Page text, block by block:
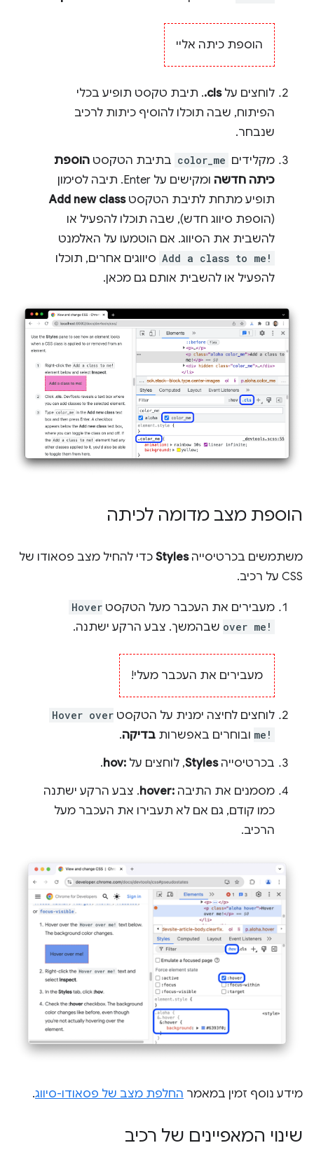
הוספת כיתה אליי
לוחצים על‎.cls. תיבת טקסט תופיע בכלי
הפיתוח, שבה תוכלו להוסיף כיתות לרכיב
שנבחר.
מקלידים color_me בתיבת הטקסט הוספת
כיתה חדשה
ומקישים על Enter. תיבה לסימון
תופיע מתחת לתיבת הטקסטAdd new class
(הוספת סיווג חדש), שבה תוכלו להפעיל או
להשבית את הסיווג. אם הוטמעו על האלמנט
Add a class to me! סיווגים אחרים, תוכלו
להפעיל או להשבית אותם גם מכאן.
הוספת מצב מדומה לכיתה
משתמשים בכרטיסייהStyles כדי להחיל מצב פסאודו של
CSS על רכיב.
מעבירים את העכבר מעל הטקסט Hover
over me! שבהמשך. צבע הרקע ישתנה.
מעבירים את העכבר מעלי!
לוחצים לחיצה ימנית על הטקסט Hover over
me! ובוחרים באפשרות בדיקה.
בכרטיסייהStyles, לוחצים על :hov
.
מסמנים את התיבה :hover
. צבע הרקע ישתנה
כמו קודם, גם אם לא תעבירו את העכבר מעל
הרכיב.
מידע נוסף זמין במאמר החלפת מצב של פסאודו-סיווג.
שינוי המאפיינים של רכיב